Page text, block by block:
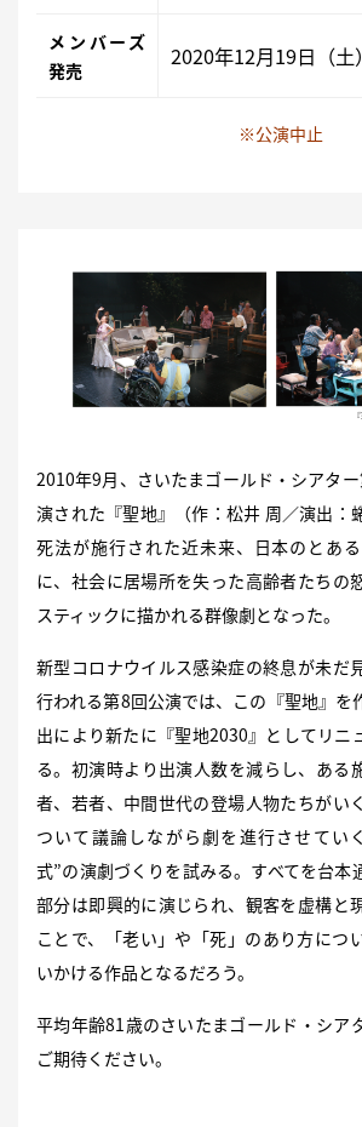
メンバーズ
発売
2020年12月19日（土）
※公演中止
2010年9月、さいたまゴールド・シアタ
演された『聖地』（作：松井 周／演出：
死法が施行された近未来、日本のとあ
に、社会に居場所を失った高齢者たちの
スティックに描かれる群像劇となった。
新型コロナウイルス感染症の終息が未だ
行われる第8回公演では、この『聖地』を
出により新たに『聖地2030』としてリニ
る。初演時より出演人数を減らし、ある
者、若者、中間世代の登場人物たちがい
ついて議論しながら劇を進行させてい
式”の演劇づくりを試みる。すべてを台本
部分は即興的に演じられ、観客を虚構と
ことで、「老い」や「死」のあり方につ
いかける作品となるだろう。
平均年齢81歳のさいたまゴールド・シア
ご期待ください。